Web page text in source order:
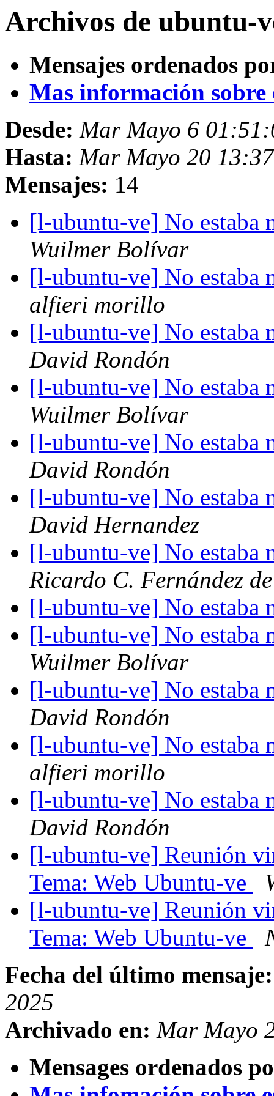
Archivos de ubuntu-
Mensajes ordenados
Mas información sobre
Desde: Mar Mayo 6
Hasta: Mar Mayo 20
Mensajes: 14
[l-ubuntu-ve] No estaba
Wuilmer Bolívar
[l-ubuntu-ve] No estaba
alfieri morillo
[l-ubuntu-ve] No estaba
David Rondón
[l-ubuntu-ve] No estaba
Wuilmer Bolívar
[l-ubuntu-ve] No estaba
David Rondón
[l-ubuntu-ve] No estaba
David Hernandez
[l-ubuntu-ve] No estaba
Ricardo C. Fernández
[l-ubuntu-ve] No estaba
[l-ubuntu-ve] No estaba
Wuilmer Bolívar
[l-ubuntu-ve] No estaba
David Rondón
[l-ubuntu-ve] No estaba
alfieri morillo
[l-ubuntu-ve] No estaba
David Rondón
[l-ubuntu-ve] Reunión
Tema: Web Ubuntu-ve
[l-ubuntu-ve] Reunión
Tema: Web Ubuntu-ve
Fecha del último mensaje:
2025
Archivado en: Mar Mayo
Mensages ordenados